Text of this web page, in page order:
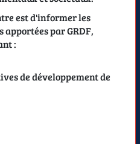
est d'informer les
par GRDF,
:
de développement de